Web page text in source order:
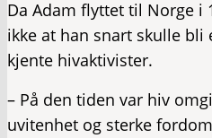
Da Adam flyttet til Norge i
ikke at han snart skulle bli
kjente hivaktivister.
– På den tiden var hiv
uvitenhet og sterke